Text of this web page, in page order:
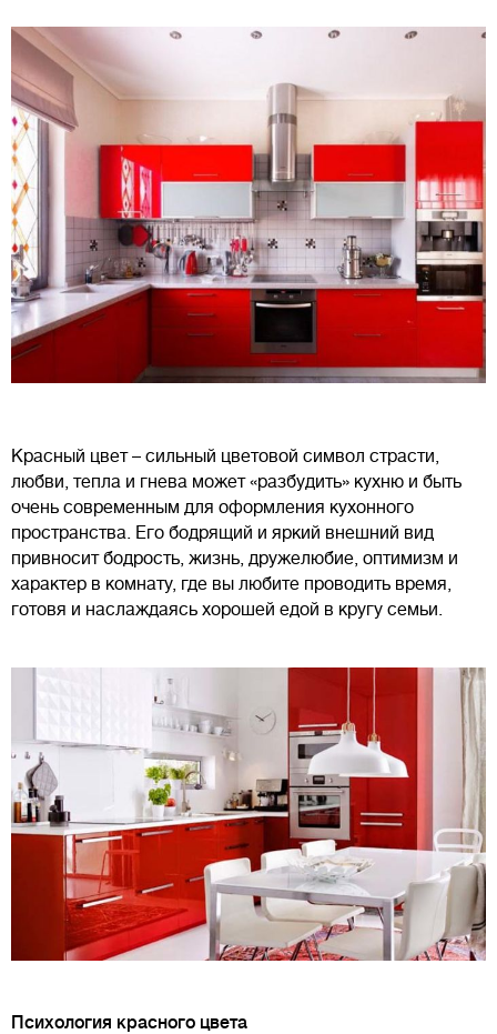
Красный цвет – сильный цветовой символ страсти,
любви, тепла и гнева может «разбудить» кухню и быть
очень современным для оформления кухонного
пространства. Его бодрящий и яркий внешний вид
привносит бодрость, жизнь, дружелюбие, оптимизм и
характер в комнату, где вы любите проводить время,
готовя и наслаждаясь хорошей едой в кругу семьи.
Психология красного цвета